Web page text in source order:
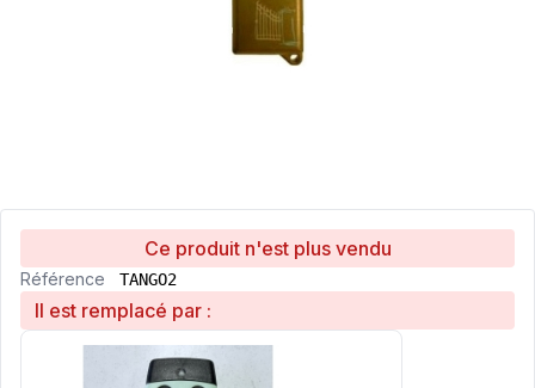
Ce produit n'est plus vendu
Référence TANGO2
Il est remplacé par :